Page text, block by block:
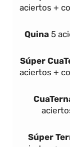
aciertos +
Quina 5
Súper Cua
aciertos +
Cua
Súper